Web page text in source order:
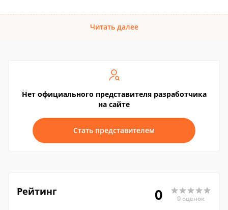
Читать далее
Нет официального представителя разработчика
на сайте
Стать представителем
Рейтинг 0 0 оценок